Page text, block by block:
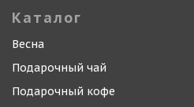
Каталог
Весна
Подарочный чай
Подарочный кофе